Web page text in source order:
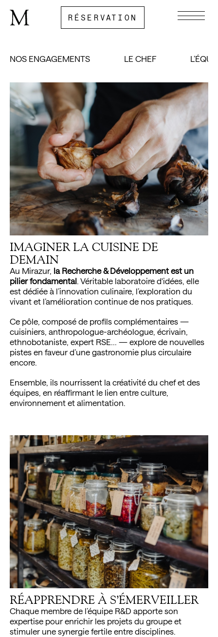
RÉSERVATION
NOS ENGAGEMENTS LE CHEF
IMAGINER LA CUISINE DE
DEMAIN
Au Mirazur, la Recherche & Développement est un
pilier fondamental. Véritable laboratoire d'idées, elle
est dédiée à l’innovation culinaire, l’exploration du
vivant et l’amélioration continue de nos pratiques.
Ce pôle, composé de profils complémentaires —
cuisiniers, anthropologue-archéologue, écrivain,
ethnobotaniste, expert RSE... — explore de nouvelles
pistes en faveur d’une gastronomie plus circulaire
encore.
Ensemble, ils nourrissent la créativité du chef et des
équipes, en réaffirmant le lien entre culture,
environnement et alimentation.
RÉAPPRENDRE À S’ÉMERVEILLER
Chaque membre de l’équipe R&D apporte son
expertise pour enrichir les projets du groupe et
stimuler une synergie fertile entre disciplines.
LE RESTAURANT
L’HÔTEL
LES ÉVÉNEMENTS
LES PILIERS
BOUTIQUE
PRESSE
RECRUTEMENT
CONTACT
INSTAGRAM
FACEBOOK
LINKEDIN
EN/FR